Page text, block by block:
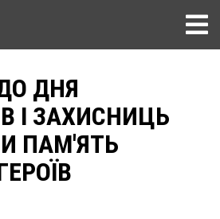
ДНЯ
І ЗАХИСНИЦЬ
ПАМ'ЯТЬ